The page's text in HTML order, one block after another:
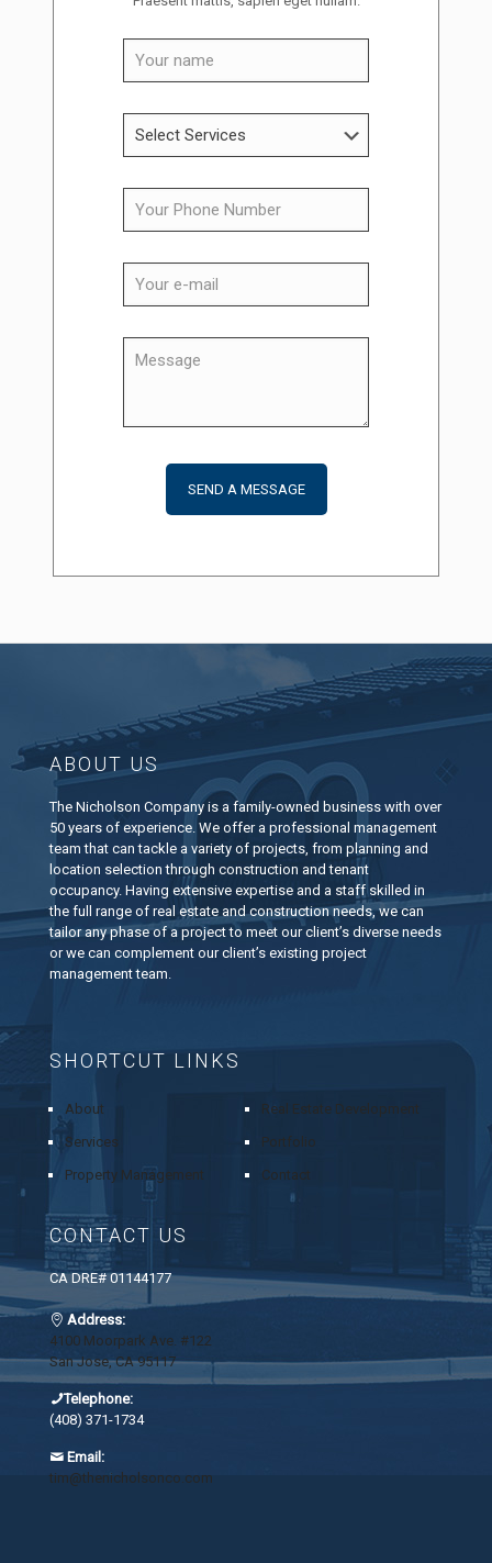
ABOUT US
The Nicholson Company is a family-owned business with over
50 years of experience. We offer a professional management
team that can tackle a variety of projects, from planning and
location selection through construction and tenant
occupancy. Having extensive expertise and a staff skilled in
the full range of real estate and construction needs, we can
tailor any phase of a project to meet our client’s diverse needs
or we can complement our client’s existing project
management team.
SHORTCUT LINKS
About
Services
Property Management
Real Estate Development
Portfolio
Contact
CONTACT US
CA DRE# 01144177
Address:
4100 Moorpark Ave. #122
San Jose, CA 95117
Telephone:
(408) 371-1734
Email:
tim@thenicholsonco.com